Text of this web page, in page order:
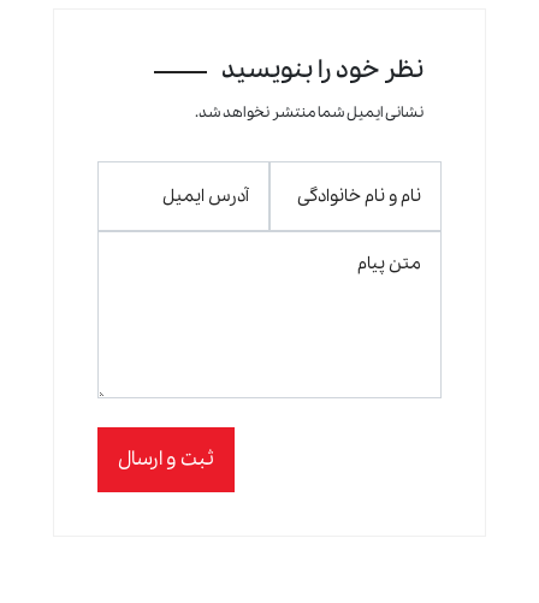
نظر خود را بنویسید
نشانی ایمیل شما منتشر نخواهد شد.
ثبت و ارسال